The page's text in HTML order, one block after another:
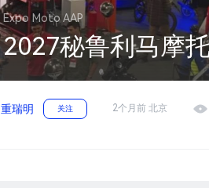
Expo Moto AAP
2027秘鲁利马摩
重瑞明 关注 2个月前 北京